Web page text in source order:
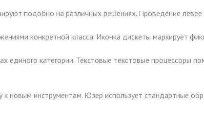
подобно на различных решениях. Проведение левее
конкретной класса. Иконка дискеты маркирует
единого категории. Текстовые текстовые процессоры
к новым инструментам. Юзер использует стандартные